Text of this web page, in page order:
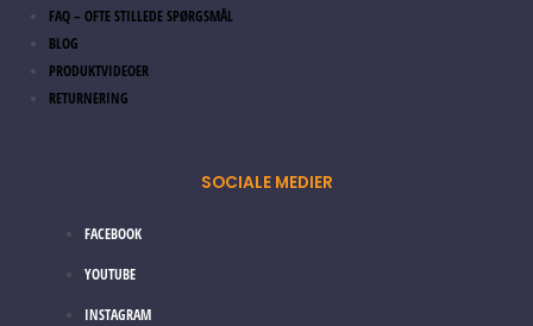
FAQ – OFTE STILLEDE SPØRGSMÅL
BLOG
PRODUKTVIDEOER
RETURNERING
SOCIALE MEDIER
FACEBOOK
YOUTUBE
INSTAGRAM